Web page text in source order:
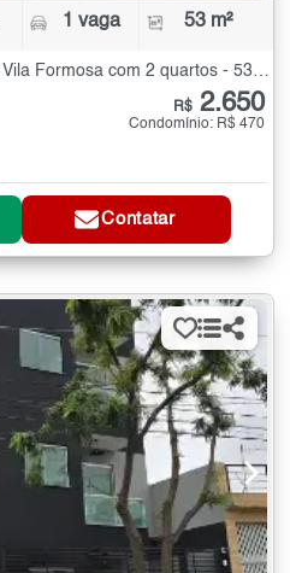
1 vaga 53 m²
R$ 2.650
Condomínio: R$ 470
Contatar